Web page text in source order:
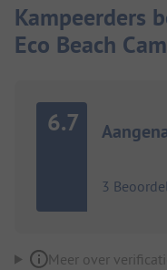
Kampeerders
Eco Beach
6.7
3
Meer over